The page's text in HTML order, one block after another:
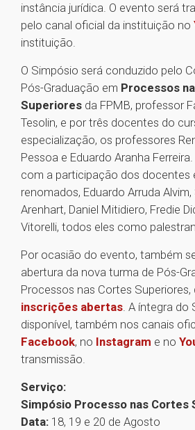
instância jurídica. O evento será
pelo canal oficial da instituição no
instituição.
O Simpósio será conduzido pelo
Pós-Graduação em Processos
Superiores da FPMB, professor
Tesolin, e por três docentes do
especialização, os professores
Pessoa e Eduardo Aranha
com a participação dos docentes
renomados, Eduardo Arruda
Arenhart, Daniel Mitidiero, Fredie
Vitorelli, todos eles como
Por ocasião do evento, também
abertura da nova turma de Pós-
Processos nas Cortes
inscrições abertas. A íntegra do
disponível, também nos canais
Facebook, no Instagram e no
transmissão.
Serviço:
Simpósio Processo nas Cortes
Data: 18, 19 e 20 de Agosto